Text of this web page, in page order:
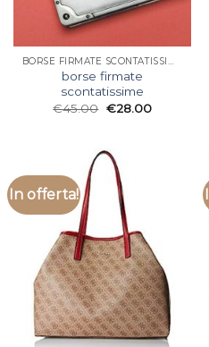
borse firmate
scontatissime
€45.00 €28.00
In offerta!